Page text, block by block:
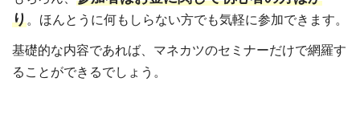
り。ほんとうに何もしらない方でも気軽に参加できます。
基礎的な内容であれば、マネカツのセミナーだけで網羅す
ることができるでしょう。